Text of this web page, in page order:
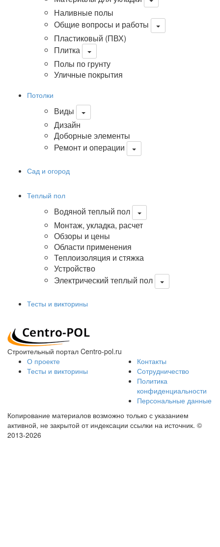
Наливные полы
Общие вопросы и работы
Пластиковый (ПВХ)
Плитка
Полы по грунту
Уличные покрытия
Потолки
Виды
Дизайн
Доборные элементы
Ремонт и операции
Сад и огород
Теплый пол
Водяной теплый пол
Монтаж, укладка, расчет
Обзоры и цены
Области применения
Теплоизоляция и стяжка
Устройство
Электрический теплый пол
Тесты и викторины
Строительный портал Centro-pol.ru
О проекте
Тесты и викторины
Контакты
Сотрудничество
Политика
конфиденциальности
Персональные данные
Копирование материалов возможно только с указанием
активной, не закрытой от индексации ссылки на источник. ©
2013-2026